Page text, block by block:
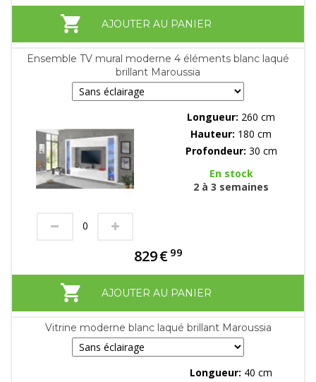
AJOUTER AU PANIER
Ensemble TV mural moderne 4 éléments blanc laqué
brillant Maroussia
Longueur: 260 cm
Hauteur: 180 cm
Profondeur: 30 cm
En stock
2 à 3 semaines
829€ 99
AJOUTER AU PANIER
Vitrine moderne blanc laqué brillant Maroussia
Longueur: 40 cm